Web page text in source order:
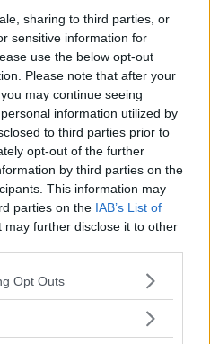
sharing to third parties, or
sensitive information for
use the below opt-out
Please note that after your
may continue seeing
information utilized by
to third parties prior to
opt-out of the further
by third parties on the
This information may
parties on the IAB’s List of
may further disclose it to other
uses one or more Google
behaviour. You may click to
Opt Outs
che gli
il giardino
verso la ‘fattoria’
Qui,
ragazzo della sua
parallela e
del filo spinato.
col ragazzo dal
dall’innocenza
maggiore del
dalle
romanzo diJohn